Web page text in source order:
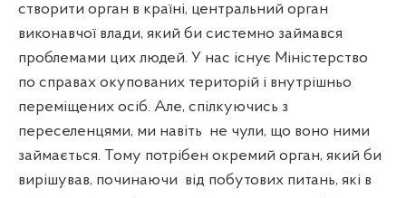
створити орган в країні, центральний орган
виконавчої влади, який би системно займався
проблемами цих людей. У нас існує Міністерство
по справах окупованих територій і внутрішньо
переміщених осіб. Але, спілкуючись з
переселенцями, ми навіть не чули, що воно ними
займається. Тому потрібен окремий орган, який би
вирішував, починаючи від побутових питань, які в